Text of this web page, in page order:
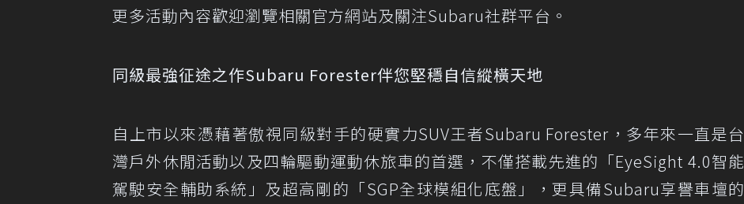
更多活動內容歡迎瀏覽相關官方網站及關注Subaru社群平台。
同級最強征途之作Subaru Forester伴您堅穩自信縱橫天地
自上市以來憑藉著傲視同級對手的硬實力SUV王者Subaru Forester，多年來一直是台
灣戶外休閒活動以及四輪驅動運動休旅車的首選，不僅搭載先進的「EyeSight 4.0智能
駕駛安全輔助系統」及超高剛的「SGP全球模組化底盤」，更具備Subaru享譽車壇的